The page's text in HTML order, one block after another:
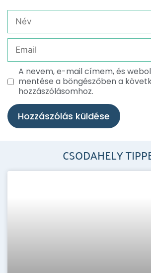
A nevem, e-mail címem, és
mentése a böngészőben a
hozzászólásomhoz.
CSODAHELY